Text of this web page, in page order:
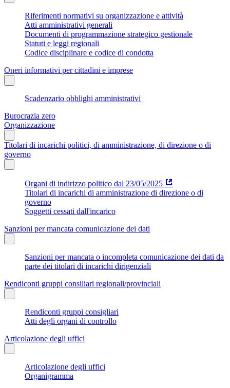
Riferimenti normativi su organizzazione e attività
Atti amministrativi generali
Documenti di programmazione strategico gestionale
Statuti e leggi regionali
Codice disciplinare e codice di condotta
Oneri informativi per cittadini e imprese
Scadenzario obblighi amministrativi
Burocrazia zero
Organizzazione
Titolari di incarichi politici, di amministrazione, di direzione o di
governo
Organi di indirizzo politico dal 23/05/2025
Titolari di incarichi di amministrazione di direzione o di
governo
Soggetti cessati dall'incarico
Sanzioni per mancata comunicazione dei dati
Sanzioni per mancata o incompleta comunicazione dei dati da
parte dei titolari di incarichi dirigenziali
Rendiconti gruppi consiliari regionali/provinciali
Rendiconti gruppi consigliari
Atti degli organi di controllo
Articolazione degli uffici
Articolazione degli uffici
Organigramma